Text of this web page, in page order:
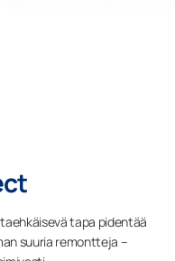
tapa pidentää
suuria remontteja –